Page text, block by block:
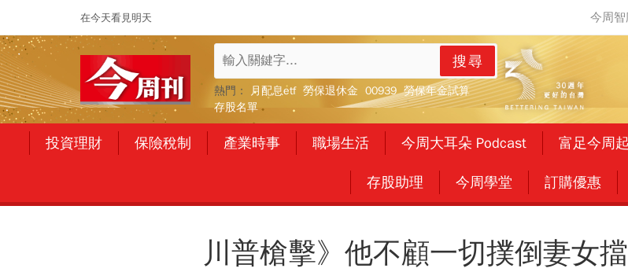
在今天看見明天
搜尋
熱門： 月配息etf 勞保退休金 00939 勞保年金試算
存股名單
投資理財 保險稅制 產業時事 職場生活 今周大耳朵 Podcast 富足今周起
存股助理 今周學堂 訂購優惠
川普槍擊》他不顧一切撲倒妻女